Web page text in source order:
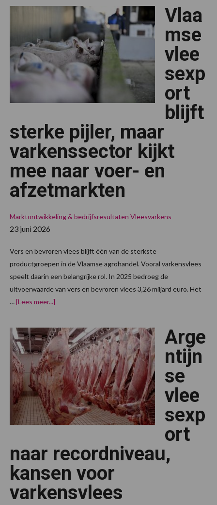
Vlaa
mse
vlee
sexp
ort
blijft
sterke pijler, maar
varkenssector kijkt
mee naar voer- en
afzetmarkten
Marktontwikkeling & bedrijfsresultaten Vleesvarkens
23 juni 2026
Vers en bevroren vlees blijft één van de sterkste
productgroepen in de Vlaamse agrohandel. Vooral varkensvlees
speelt daarin een belangrijke rol. In 2025 bedroeg de
uitvoerwaarde van vers en bevroren vlees 3,26 miljard euro. Het
…[Lees meer...]
pijler,
maar
varkenssector
kijkt
mee
naar
voer-
en
afzetmarkten
Arge
ntijn
se
vlee
sexp
ort
naar recordniveau,
kansen voor
varkensvlees